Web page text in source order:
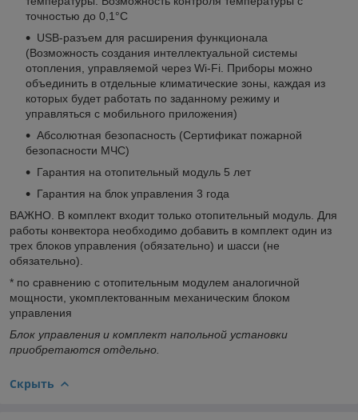
точностью до 0,1°С
USB-разъем для расширения функционала
(Возможность cоздания интеллектуальной системы
отопления, управляемой через Wi-Fi. Приборы можно
объединить в отдельные климатические зоны, каждая из
которых будет работать по заданному режиму и
управляться с мобильного приложения)
Абсолютная безопасность (Сертификат пожарной
безопасности МЧС)
Гарантия на отопительный модуль 5 лет
Гарантия на блок управления 3 года
ВАЖНО. В комплект входит только отопительный модуль. Для
работы конвектора необходимо добавить в комплект один из
трех блоков управления (обязательно) и шасси (не
обязательно).
* по сравнению с отопительным модулем аналогичной
мощности, укомплектованным механическим блоком
управления
Блок управления и комплект напольной установки
приобретаются отдельно.
Скрыть